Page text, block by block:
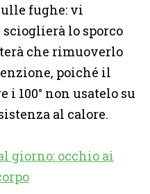
fughe: vi
lo sporco
che rimuoverlo
poiché il
i 100° non usatelo su
al calore.
giorno: occhio ai